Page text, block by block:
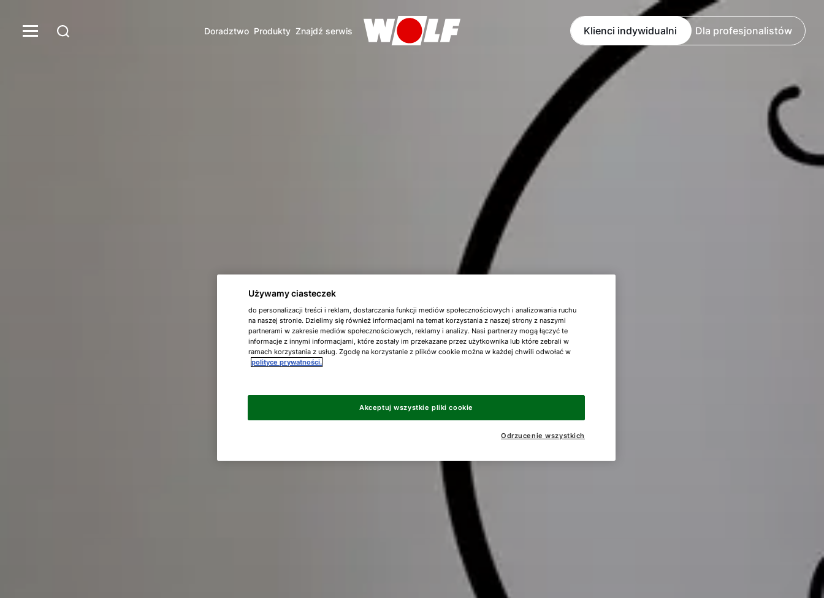
Doradztwo Produkty Znajdź serwis Klienci indywidualni Dla profesjonalistów
Używamy ciasteczek
do personalizacji treści i reklam, dostarczania funkcji mediów społecznościowych i analizowania ruchu
na naszej stronie. Dzielimy się również informacjami na temat korzystania z naszej strony z naszymi
partnerami w zakresie mediów społecznościowych, reklamy i analizy. Nasi partnerzy mogą łączyć te
informacje z innymi informacjami, które zostały im przekazane przez użytkownika lub które zebrali w
ramach korzystania z usług. Zgodę na korzystanie z plików cookie można w każdej chwili odwołać w
polityce prywatności.
Odrzucenie wszystkich
Akceptuj wszystkie pliki cookie